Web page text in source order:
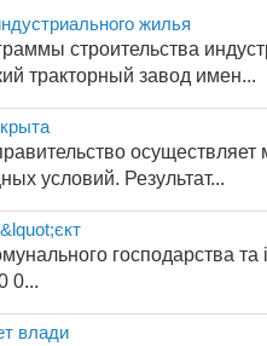
жилья
строительства
тракторный завод имен...
условий. Результат...
господарства
0...
влади